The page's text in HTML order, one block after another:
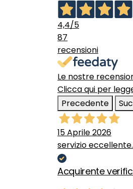
4,4/5
87
recensioni
Le nostre
Clicca qui per
Precedente
15 Aprile 2026
servizio
Acquirente